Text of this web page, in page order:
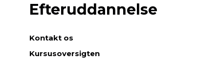
Efteruddannelse
Kontakt os
Kursusoversigten